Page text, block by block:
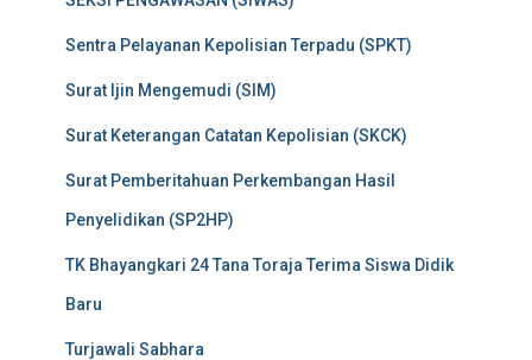
Sentra Pelayanan Kepolisian Terpadu (SPKT)
Surat Ijin Mengemudi (SIM)
Surat Keterangan Catatan Kepolisian (SKCK)
Surat Pemberitahuan Perkembangan Hasil
Penyelidikan (SP2HP)
TK Bhayangkari 24 Tana Toraja Terima Siswa Didik
Baru
Turjawali Sabhara